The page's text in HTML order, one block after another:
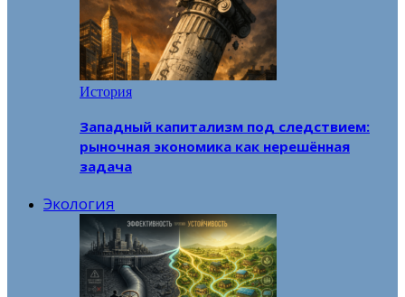
История
Западный капитализм под следствием:
рыночная экономика как нерешённая
задача
Экология